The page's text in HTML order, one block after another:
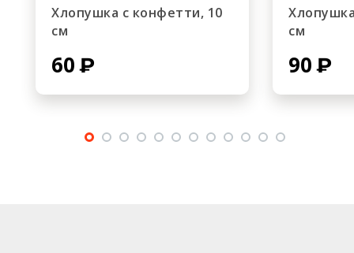
Хлопушка с конфетти, 10
см
60
см
90